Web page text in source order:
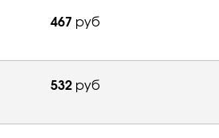
467 руб
532 руб